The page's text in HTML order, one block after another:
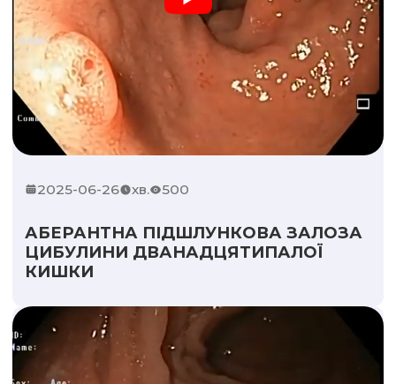
2025-06-26 хв. 500
АБЕРАНТНА ПІДШЛУНКОВА ЗАЛОЗА
ЦИБУЛИНИ ДВАНАДЦЯТИПАЛОЇ
КИШКИ